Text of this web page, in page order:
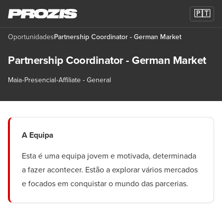
🇵🇹
OportunidadesPartnership Coordinator - German Market
Partnership Coordinator - German Market
Maia•Presencial•Affiliate - General
A Equipa
Esta é uma equipa jovem e motivada, determinada
a fazer acontecer. Estão a explorar vários mercados
e focados em conquistar o mundo das parcerias.